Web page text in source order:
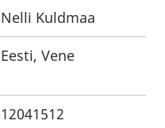
Nelli Kuldmaa
Eesti, Vene
12041512